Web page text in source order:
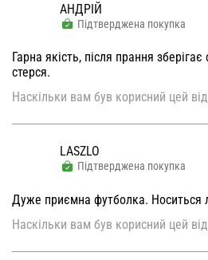
АНДРІЙ
Підтверджена покупка
Гарна якість, після прання
стерся.
Наскільки вам був корисний цей
LASZLO
Підтверджена покупка
Дуже приємна футболка. Носиться
Наскільки вам був корисний цей